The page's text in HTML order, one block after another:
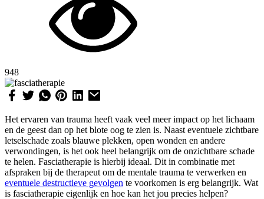
948
Het ervaren van trauma heeft vaak veel meer impact op het lichaam
en de geest dan op het blote oog te zien is. Naast eventuele zichtbare
letselschade zoals blauwe plekken, open wonden en andere
verwondingen, is het ook heel belangrijk om de onzichtbare schade
te helen. Fasciatherapie is hierbij ideaal. Dit in combinatie met
afspraken bij de therapeut om de mentale trauma te verwerken en
eventuele destructieve gevolgen te voorkomen is erg belangrijk. Wat
is fasciatherapie eigenlijk en hoe kan het jou precies helpen?